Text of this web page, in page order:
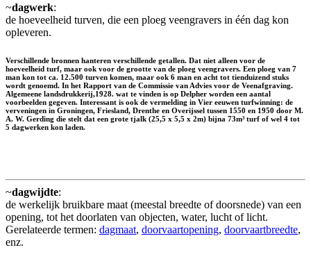
~dagwerk:
de hoeveelheid turven, die een ploeg veengravers in één dag kon
opleveren.
Verschillende bronnen hanteren verschillende getallen. Dat niet alleen voor de
hoeveelheid turf, maar ook voor de grootte van de ploeg veengravers. Een ploeg van 7
man kon tot ca. 12.500 turven komen, maar ook 6 man en acht tot tienduizend stuks
wordt genoemd. In het Rapport van de Commissie van Advies voor de Veenafgraving.
Algemeene landsdrukkerij,1928. wat te vinden is op Delpher worden een aantal
voorbeelden gegeven. Interessant is ook de vermelding in Vier eeuwen turfwinning: de
verveningen in Groningen, Friesland, Drenthe en Overijssel tussen 1550 en 1950 door M.
A. W. Gerding die stelt dat een grote tjalk (25,5 x 5,5 x 2m) bijna 73m³ turf of wel 4 tot
5 dagwerken kon laden.
~dagwijdte:
de werkelijk bruikbare maat (meestal breedte of doorsnede) van een
opening, tot het doorlaten van objecten, water, lucht of licht.
Gerelateerde termen: dagmaat, doorvaartopening, doorvaartbreedte,
enz.